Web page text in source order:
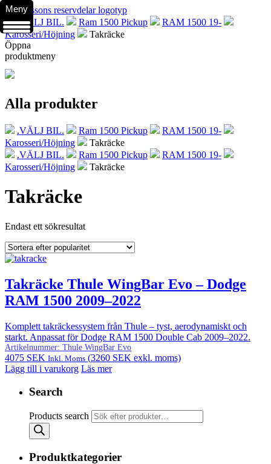
.VÄLJ BIL. Ram 1500 Pickup
RAM 1500 19-
Karosseri/Höjning
Takräcke
Öppna
produktmeny
Alla produkter
.VÄLJ BIL. Ram 1500 Pickup
RAM 1500 19-
Karosseri/Höjning
Takräcke
.VÄLJ BIL.
Ram 1500 Pickup
RAM 1500 19-
Karosseri/Höjning
Takräcke
Takräcke
Endast ett sökresultat
Takräcke Thule WingBar Evo – Dodge
RAM 1500 2009–2022
Komplett takräckessystem från Thule – tyst, aerodynamiskt och
starkt. Anpassat för Dodge RAM 1500 Double Cab 2009–2022.
Artikelnummer: Thule WingBar Evo
4075 SEK Inkl. Moms (3260 SEK exkl. moms)
Lägg till i varukorg Läs mer
Search
Products search
Produktkategorier
Meny